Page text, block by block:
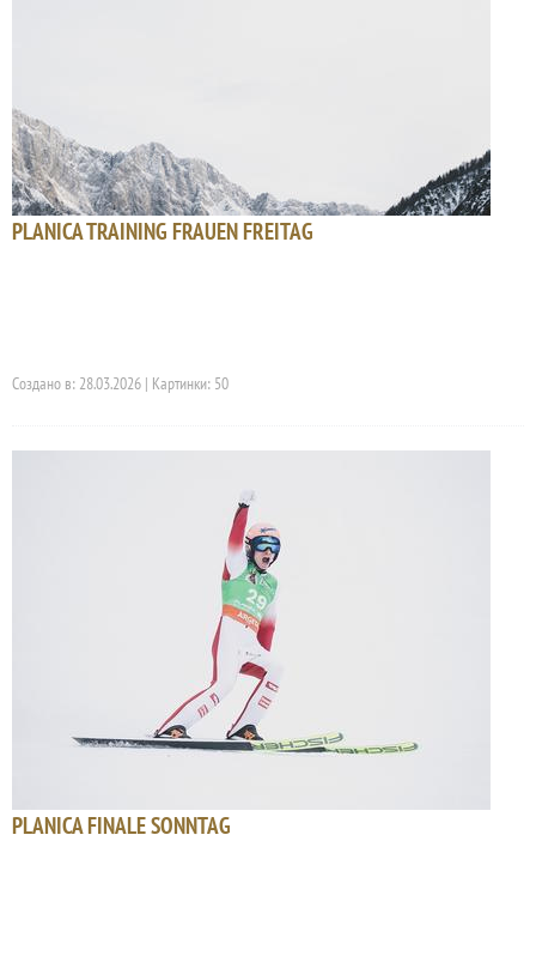
PLANICA TRAINING FRAUEN FREITAG
Создано в: 28.03.2026 | Картинки: 50
PLANICA FINALE SONNTAG